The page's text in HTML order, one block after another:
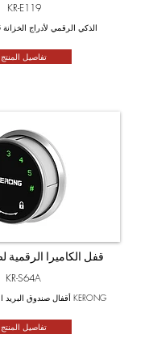
KR-E119
قفل KERONG الذكي الرقمي لأدراج الخزانة
تفاصيل المنتج
قفل الكاميرا الرقمية
KR-S64A
أقفال صندوق البريد الإلكتروني الرقمي KERONG
تفاصيل المنتج